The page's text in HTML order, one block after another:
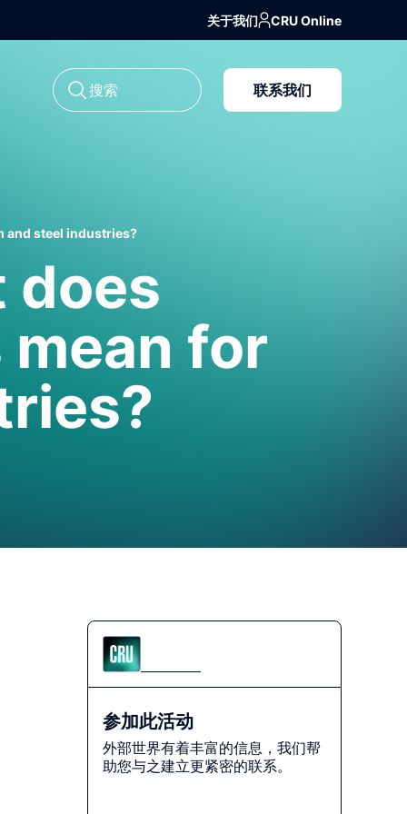
关于我们 CRU Online
联系我们
and steel industries?
does
for
参加此活动
外部世界有着丰富的信息，我们帮
助您与之建立更紧密的联系。